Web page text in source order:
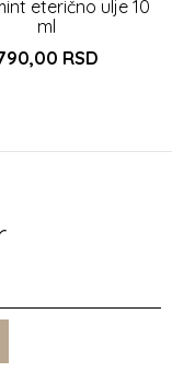
eterično ulje 10
ml
RSD